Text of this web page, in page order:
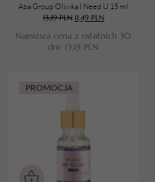
Aba Group Oliwka I Need U 15 ml
13,19PLN 11,49 PLN
Najniższa cena z ostatnich 30
dni: 13,19 PLN
PROMOCJA